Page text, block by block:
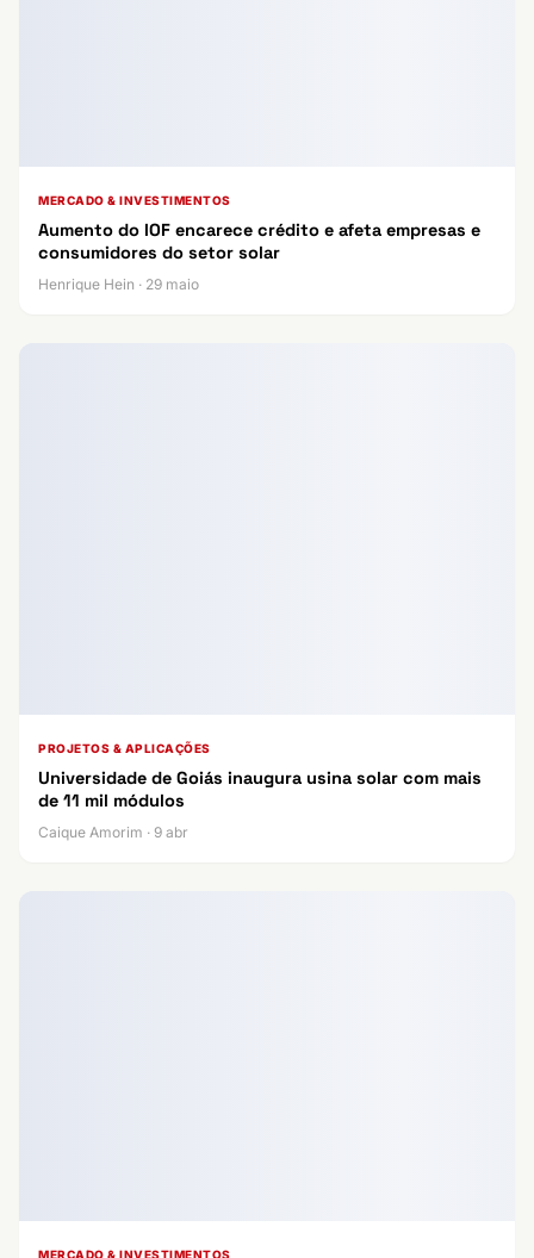
MERCADO & INVESTIMENTOS
Aumento do IOF encarece crédito e afeta empresas e
consumidores do setor solar
Henrique Hein · 29 maio
PROJETOS & APLICAÇÕES
Universidade de Goiás inaugura usina solar com mais
de 11 mil módulos
Caique Amorim · 9 abr
MERCADO & INVESTIMENTOS